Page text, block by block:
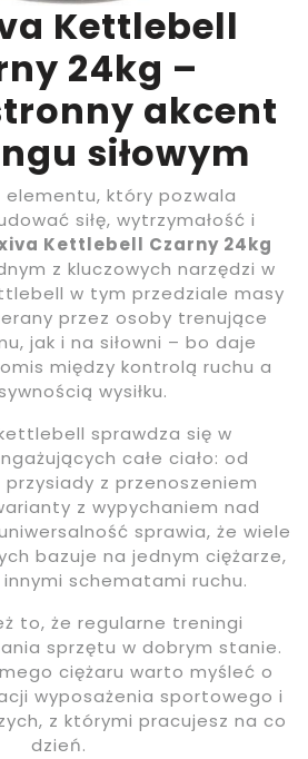
Kettlebell
24kg –
akcent
siłowym
elementu, który pozwala
siłę, wytrzymałość i
Kettlebell Czarny 24kg
z kluczowych narzędzi w
w tym przedziale masy
przez osoby trenujące
jak i na siłowni – bo daje
między kontrolą ruchu a
wysiłku.
sprawdza się w
całe ciało: od
przysiady z przenoszeniem
z wypychaniem nad
sprawia, że wiele
bazuje na jednym ciężarze,
schematami ruchu.
to, że regularne treningi
sprzętu w dobrym stanie.
ciężaru warto myśleć o
wyposażenia sportowego i
z którymi pracujesz na co
dzień.